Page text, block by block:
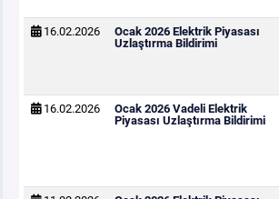
16.02.2026
Ocak 2026 Elektrik Piyasası
Uzlaştırma Bildirimi
16.02.2026
Ocak 2026 Vadeli Elektrik
Piyasası Uzlaştırma Bildirimi